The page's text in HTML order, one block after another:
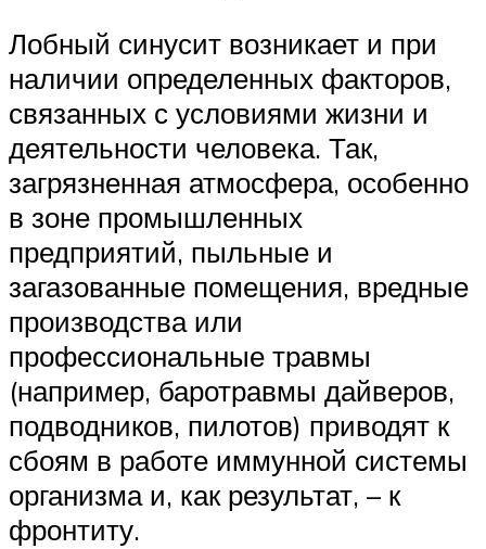
Лобный синусит возникает и при
наличии определенных факторов,
связанных с условиями жизни и
деятельности человека. Так,
загрязненная атмосфера, особенно
в зоне промышленных
предприятий, пыльные и
загазованные помещения, вредные
производства или
профессиональные травмы
(например, баротравмы дайверов,
подводников, пилотов) приводят к
сбоям в работе иммунной системы
организма и, как результат, – к
фронтиту.